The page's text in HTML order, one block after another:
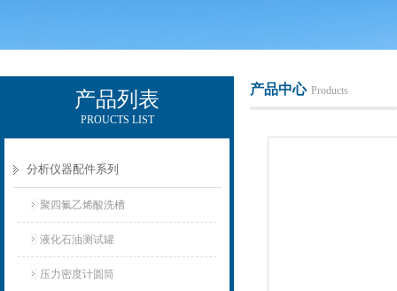
产品列表
PROUCTS LIST
分析仪器配件系列
聚四氟乙烯酸洗槽
液化石油测试罐
压力密度计圆筒
产品中心 Products